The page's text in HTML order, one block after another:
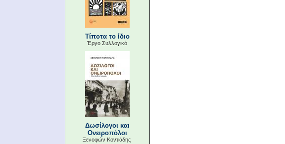
Τίποτα το ίδιο
Έργο Συλλογικό
Δωσίλογοι και
Ονειροπόλοι
Ξενοφών Κοντιάδης